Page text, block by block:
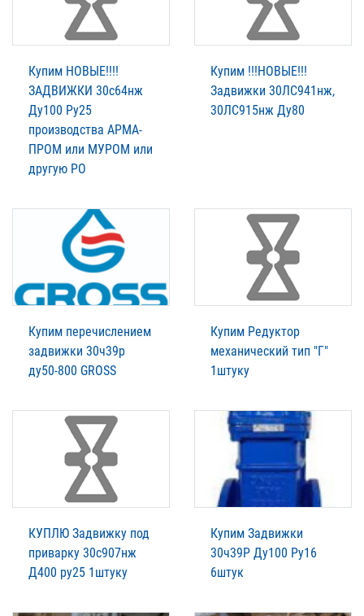
Купим НОВЫЕ!!!!
ЗАДВИЖКИ 30с64нж
Ду100 Ру25
производства АРМА-
ПРОМ или МУРОМ или
другую РО
Купим !!!НОВЫЕ!!!
Задвижки 30ЛС941нж,
30ЛС915нж Ду80
Купим перечислением
задвижки 30ч39р
ду50-800 GROSS
Купим Редуктор
механический тип "Г"
1штуку
КУПЛЮ Задвижку под
приварку 30с907нж
Д400 ру25 1штуку
Купим Задвижки
30ч39Р Ду100 Ру16
6штук